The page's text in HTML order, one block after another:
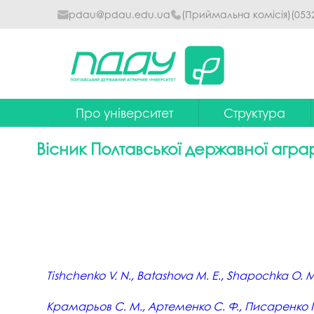
pdau@pdau.edu.ua (Приймальна комісія)
Про університет
Ректор
Історія
Гімн ПДАУ
Структура
Наглядова рада
Коледжі
Бібліотека
Вісник Полтавської державної
Tishchenko V. N., Batashova M. E., Shapochka O.
Крамарьов С. М., Артеменко С. Ф., Писаренко